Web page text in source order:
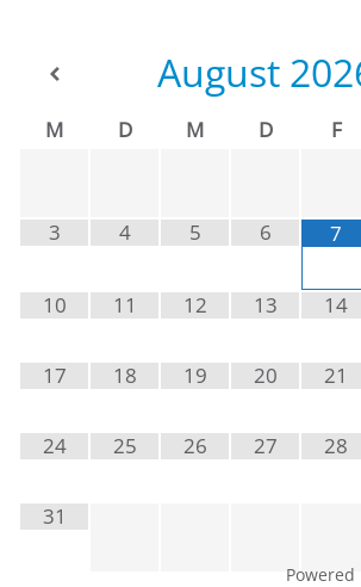
August
M D M D F
3 4 5 6 7
10 11 12 13 14
17 18 19 20 21
24 25 26 27 28
31
Powered